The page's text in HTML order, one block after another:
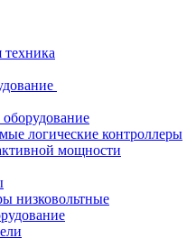
техника
логические контроллеры
мощности
низковольтные